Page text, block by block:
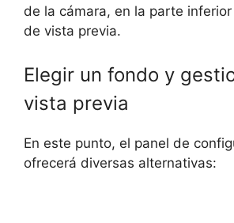
de la cámara, en la parte
de vista previa.
Elegir un fondo y
vista previa
En este punto, el panel de
ofrecerá diversas alternativas: